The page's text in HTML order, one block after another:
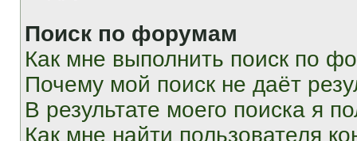
Поиск по форумам
Как мне выполнить поиск по
Почему мой поиск не даёт
В результате моего поиска я
Как мне найти пользователя